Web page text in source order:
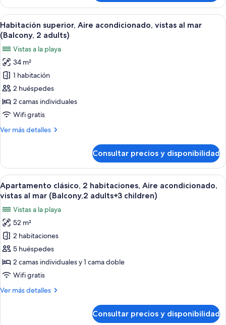
(Balcony,1
adult)
doble
superior,
Aire
acondicionado,
vistas
al
mar
(Balcony,1
adult)
Abrir
todas
las
fotos
de
Habitación
superior,
Aire
acondicionado,
al
2
adults)
Habitación de hotel moderna con
17
Habitación superior, Aire acondicionado, vistas al mar
(Balcony, 2 adults)
Vistas a la playa
34 m²
1 habitación
2 huéspedes
2 camas individuales
Wifi gratis
Ver más detalles
Más
superior,
Aire
acondicionado,
vistas
mar
(Balcony,
2
adults)
Consultar precios y disponibilidad
Abrir
todas
fotos
de
Apartamento
clásico,
2
habitaciones,
acondicionado,
Caja fuerte, wifi gratis, ropa de cama
22
Apartamento clásico, 2 habitaciones, Aire acondicionado,
vistas al mar (Balcony,2 adults+3 children)
Vistas a la playa
52 m²
2 habitaciones
5 huéspedes
2 camas individuales y 1 cama doble
Wifi gratis
Ver más detalles
Más
Consultar precios y disponibilidad